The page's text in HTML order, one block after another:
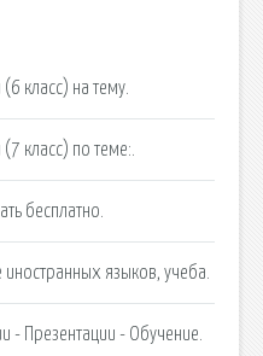
класс) на тему.
(7 класс) по теме:.
бесплатно.
языков, учеба.
- Презентации - Обучение.